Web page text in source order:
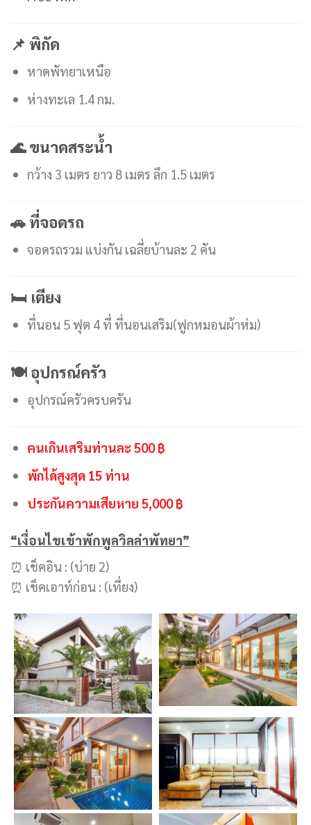
📌 พิกัด
หาดพัทยาเหนือ
ห่างทะเล 1.4 กม.
🌊 ขนาดสระน้ำ
กว้าง 3 เมตร ยาว 8 เมตร ลึก 1.5 เมตร
🚗 ที่จอดรถ
จอดรถรวม แบ่งกัน เฉลี่ยบ้านละ 2 คัน
🛏 เตียง
ที่นอน 5 ฟุต 4 ที่ ที่นอนเสริม(ฟูกหมอนผ้าห่ม)
🍽 อุปกรณ์ครัว
อุปกรณ์ครัวครบครัน
คนเกินเสริมท่านละ 500 ฿
พักได้สูงสุด 15 ท่าน
ประกันความเสียหาย 5,000 ฿
“เงื่อนไขเข้าพักพูลวิลล่าพัทยา”
⏰ เช็คอิน : (บ่าย 2)
⏰ เช็คเอาท์ก่อน : (เที่ยง)